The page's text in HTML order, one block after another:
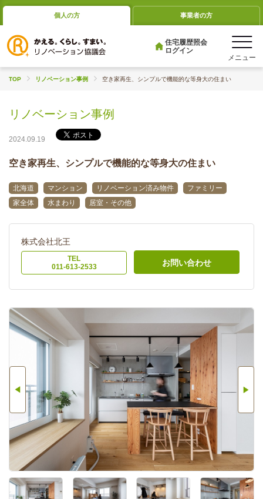
個人の方 事業者の方
住宅履歴照会
ログイン
TOP リノベーション事例 空き家再生、シンプルで機能的な等身大の住まい
リノベーション事例
2024.09.19
空き家再生、シンプルで機能的な等身大の住まい
北海道 マンション リノベーション済み物件 ファミリー
家全体 水まわり 居室・その他
株式会社北王
TEL
011-613-2533
お問い合わせ